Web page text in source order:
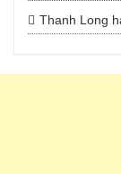
Thanh Long